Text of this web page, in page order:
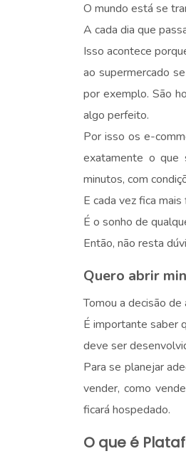
O mundo está se
A cada dia que
Isso acontece
ao supermercado
por exemplo. São
algo perfeito.
Por isso os e-
exatamente o que
minutos, com
E cada vez fica
É o sonho de
Então, não resta
Quero abrir
Tomou a decisão
É importante saber
deve ser
Para se planejar
vender, como
ficará hospedado.
O que é